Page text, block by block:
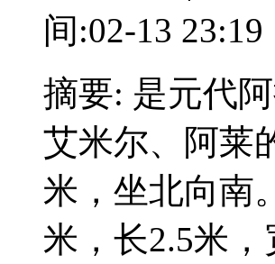
间:02-13 23:19
摘要: 是元代
艾米尔、阿莱
米，坐北向南
米，长2.5米